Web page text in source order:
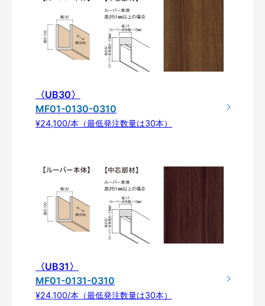
〈UB30〉
MF01-0130-0310
¥24,100/本（最低発注数量は30本）
〈UB31〉
MF01-0131-0310
¥24,100/本（最低発注数量は30本）